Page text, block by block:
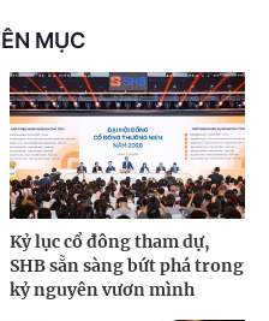
MỤC
Kỷ lục cổ đông tham dự,
SHB sẵn sàng bứt phá trong
kỷ nguyên vươn mình